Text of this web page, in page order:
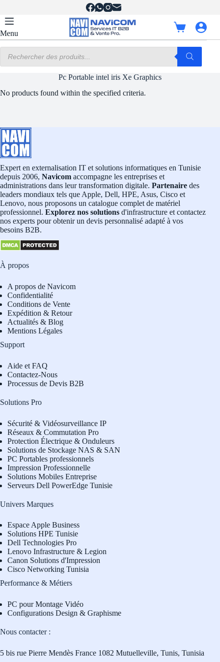
contenu
Menu
Panier
d’achat
produits
Pc Portable intel iris Xe Graphics
No products found within the specified criteria.
Expert en externalisation IT et solutions informatiques en Tunisie
depuis 2006, Navicom accompagne les entreprises et
administrations dans leur transformation digitale. Partenaire des
leaders mondiaux tels que Apple, Dell, HPE, Asus, Cisco et
Lenovo, nous proposons un catalogue complet de matériel
professionnel. Explorez nos solutions d'infrastructure et contactez
nos experts pour obtenir un devis personnalisé adapté à vos
besoins B2B.
À propos
A propos de Navicom
Confidentialité
Conditions de Vente
Expédition & Retour
Actualités & Blog
Mentions Légales
Support
Aide et FAQ
Contactez-Nous
Processus de Devis B2B
Solutions Pro
Sécurité & Vidéosurveillance IP
Réseaux & Commutation Pro
Protection Électrique & Onduleurs
Solutions de Stockage NAS & SAN
PC Portables professionnels
Impression Professionnelle
Solutions Mobiles Entreprise
Serveurs Dell PowerEdge Tunisie
Univers Marques
Espace Apple Business
Solutions HPE Tunisie
Dell Technologies Pro
Lenovo Infrastructure & Legion
Canon Solutions d'Impression
Cisco Networking Tunisia
Performance & Métiers
PC pour Montage Vidéo
Configurations Design & Graphisme
Nous contacter :
5 bis rue Pierre Mendès France 1082 Mutuelleville, Tunis, Tunisia